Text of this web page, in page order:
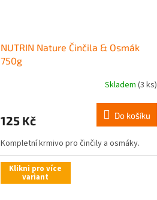
NUTRIN Nature Činčila & Osmák
750g
Skladem (3 ks)
125 Kč Do košíku
Kompletní krmivo pro činčily a osmáky.
Klikni pro více
variant